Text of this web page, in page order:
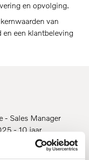
en opvolging.
van
een klantbeleving
- Sales Manager
- 10 jaar
van 2 kinderen